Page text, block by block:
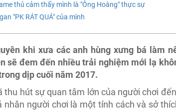
thủ cảm thấy mình là "Ông Hoàng" thực sự
"PK RÁT QUÁ" của mình
khi xưa các anh hùng xưng bá làm
sẽ đem đến nhiều trải nghiệm mới lạ
dịp cuối năm 2017.
thu hút sự quan tâm lớn của người chơi
nhân người chơi là một tính cách và sở